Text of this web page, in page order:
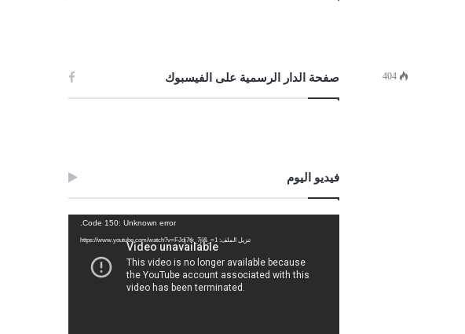
404 صفحة الدار الرسمية على الفيسبوك
فيديو اليوم
Code 150: Unknown error.
تنزيل الملف: https://www.youtube.com/watch?v=FJdj7tk_7jI&_=1